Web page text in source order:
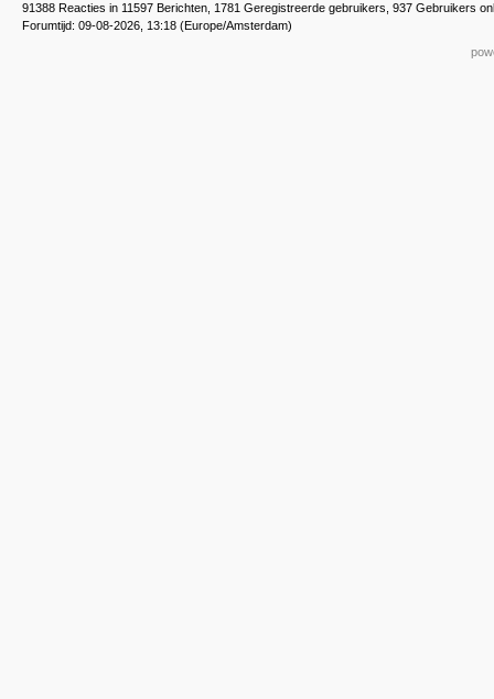
91388 Reacties in 11597 Berichten, 1781 Geregistreerde gebruikers, 937 Gebruikers
Forumtijd: 09-08-2026, 13:18 (Europe/Amsterdam)